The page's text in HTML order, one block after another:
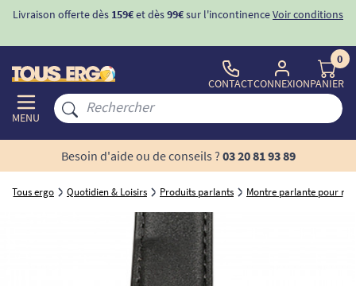
Livraison offerte dès 159€et dès99€sur l'incontinenceVoir conditions
MENU
CONTACTCONNEXION
0
PANIER
Besoin d'aide ou de conseils ? 03 20 81 93 89
Tous ergo Quotidien & Loisirs Produits parlants Montre parlante pour